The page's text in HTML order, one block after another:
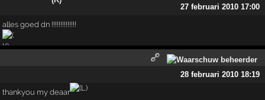
27 februari 2010 17:00
alles goed dn !!!!!!!!!!!!!!
28 februari 2010 18:19
thankyou my deaar